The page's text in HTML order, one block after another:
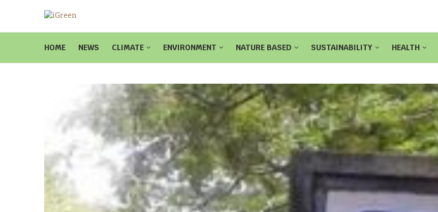
HOME NEWS CLIMATE ENVIRONMENT NATURE BASED SUSTAINABILITY HEALTH